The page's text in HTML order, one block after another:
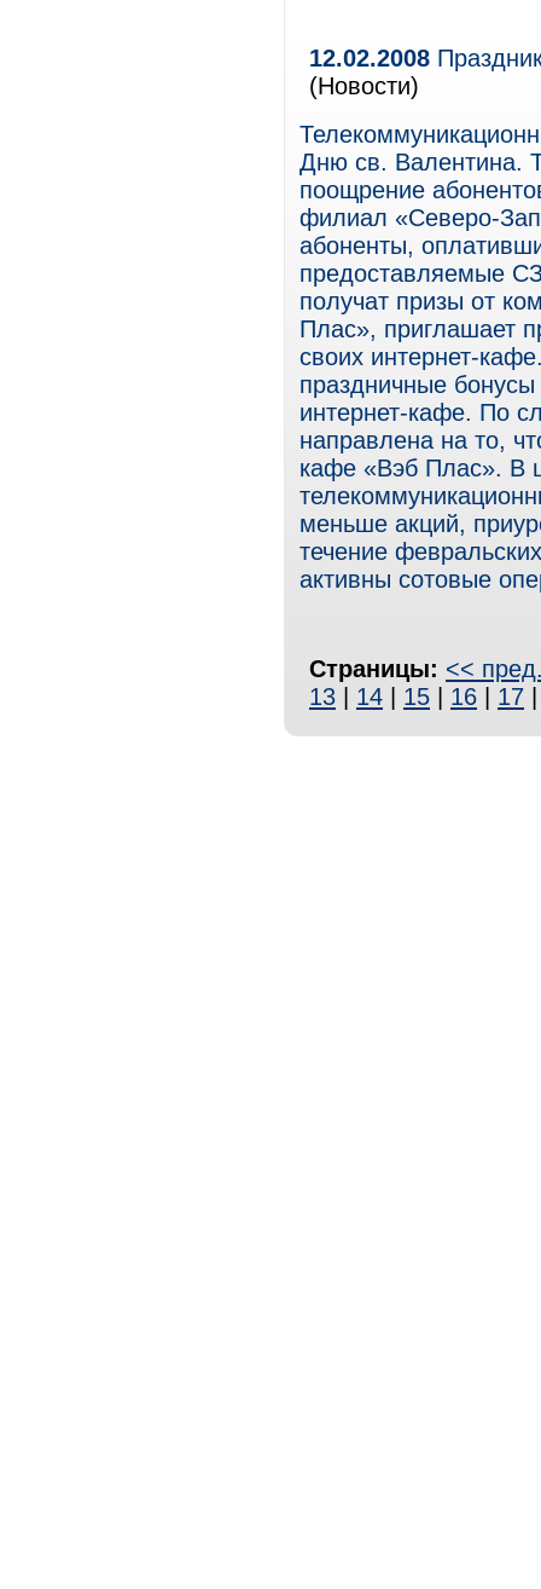
12.02.2008
(Новости)
Дню св. Валентина.
поощрение
филиал «Северо-
абоненты,
предоставляемые
получат призы от
Плас», приглашает
своих интернет-
праздничные бонусы
интернет-кафе. По
направлена на то,
кафе «Вэб Плас». В
меньше акций,
течение
активны сотовые
Страницы: <<
13
14 15 16 17